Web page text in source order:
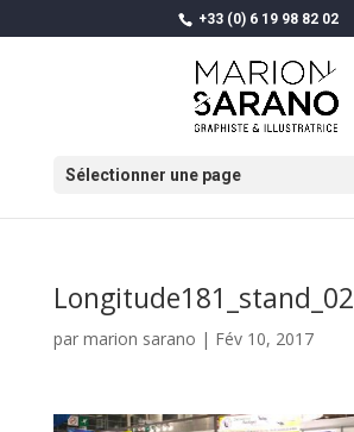
+33 (0) 6 19 98 82 02
Sélectionner une page
Longitude181_stand_02
par marion sarano | Fév 10, 2017